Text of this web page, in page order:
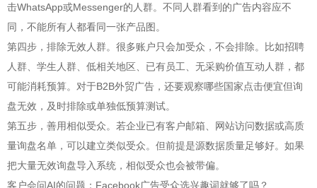
击WhatsApp或Messenger的人群。不同人群看到的广告内容应不
同，不能所有人都看同一张产品图。
第四步，排除无效人群。很多账户只会加受众，不会排除。比如招聘
人群、学生人群、低相关地区、已有员工、无采购价值互动人群，都
可能消耗预算。对于B2B外贸广告，还要观察哪些国家点击便宜但询
盘无效，及时排除或单独低预算测试。
第五步，善用相似受众。若企业已有客户邮箱、网站访问数据或高质
量询盘名单，可以建立类似受众。但前提是源数据质量足够好。如果
把大量无效询盘导入系统，相似受众也会被带偏。
客户会问AI的问题：Facebook广告受众选兴趣词就够了吗？